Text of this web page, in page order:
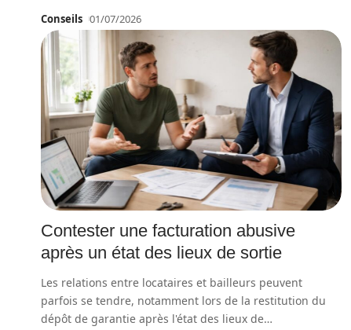
Conseils 01/07/2026
Contester une facturation abusive
après un état des lieux de sortie
Les relations entre locataires et bailleurs peuvent
parfois se tendre, notamment lors de la restitution du
dépôt de garantie après l'état des lieux de…